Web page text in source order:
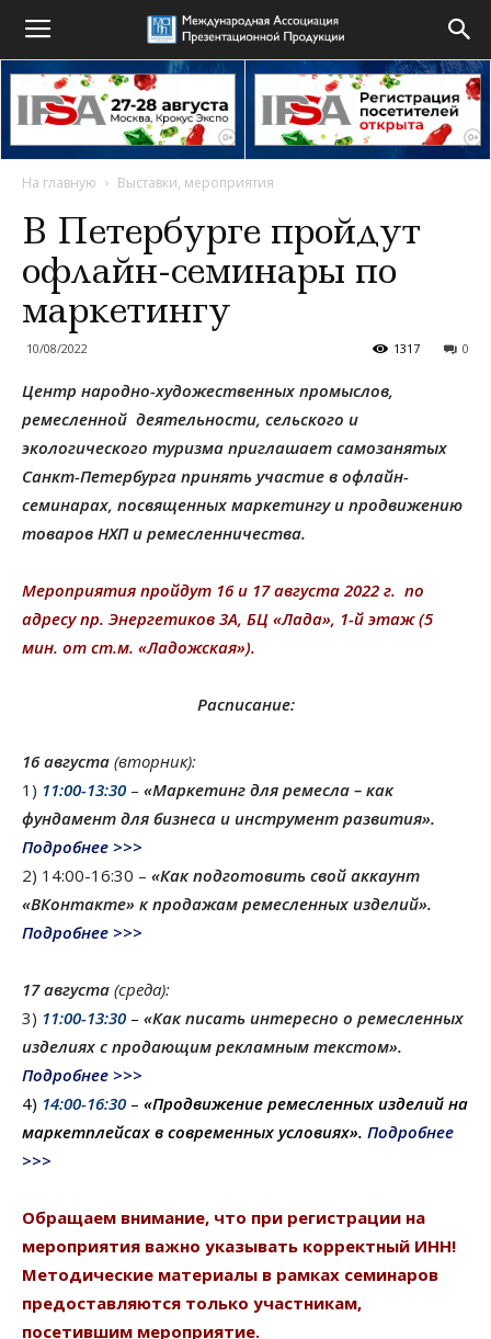
На главную Выставки, мероприятия
В Петербурге пройдут
офлайн-семинары по
маркетингу
10/08/2022 0
1317
Центр народно-художественных промыслов,
ремесленной деятельности, сельского и
экологического туризма приглашает самозанятых
Санкт-Петербурга принять участие в офлайн-
семинарах, посвященных маркетингу и продвижению
товаров НХП и ремесленничества.
Мероприятия пройдут 16 и 17 августа 2022 г. по
адресу пр. Энергетиков 3А, БЦ «Лада», 1-й этаж (5
мин. от ст.м. «Ладожская»).
Расписание:
16 августа (вторник):
1) 11:00-13:30 – «Маркетинг для ремесла – как
фундамент для бизнеса и инструмент развития».
Подробнее >>>
2) 14:00-16:30 – «Как подготовить свой аккаунт
«ВКонтакте» к продажам ремесленных изделий».
Подробнее >>>
17 августа (среда):
3) 11:00-13:30 – «Как писать интересно о ремесленных
изделиях с продающим рекламным текстом».
Подробнее >>>
4) 14:00-16:30 – «Продвижение ремесленных изделий на
маркетплейсах в современных условиях». Подробнее
>>>
Обращаем внимание, что при регистрации на
мероприятия важно указывать корректный ИНН!
Методические материалы в рамках семинаров
предоставляются только участникам,
посетившим мероприятие.